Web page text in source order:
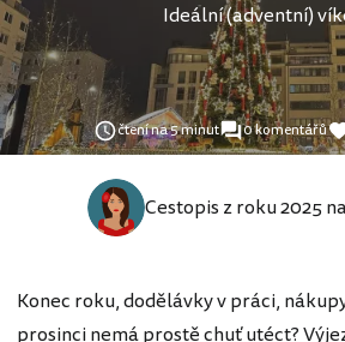
Ideální (adventní)
čtení na 5 minut 0 komentářů
Cestopis z roku 2025
Konec roku, dodělávky v práci,
prosinci nemá prostě chuť utéct?